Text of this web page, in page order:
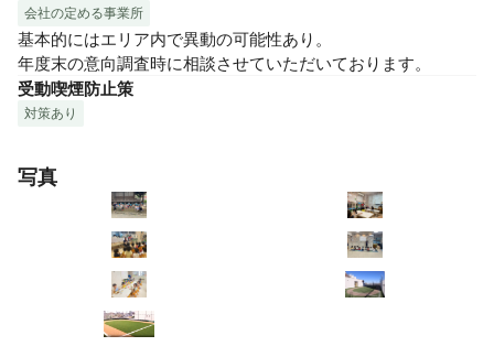
会社の定める事業所
基本的にはエリア内で異動の可能性あり。
年度末の意向調査時に相談させていただいております。
受動喫煙防止策
対策あり
写真